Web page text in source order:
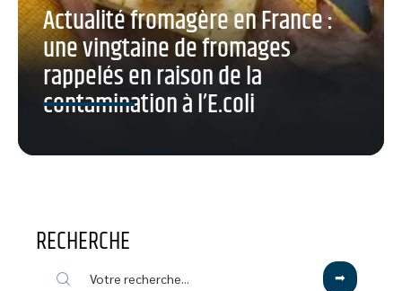
Actualité fromagère en France :
une vingtaine de fromages
rappelés en raison de la
contamination à l’E.coli
RECHERCHE